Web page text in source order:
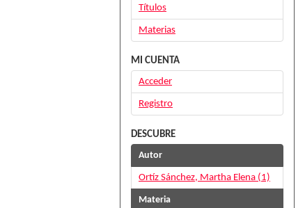
Títulos
Materias
MI CUENTA
Acceder
Registro
DESCUBRE
Autor
Ortíz Sánchez, Martha Elena (1)
Materia